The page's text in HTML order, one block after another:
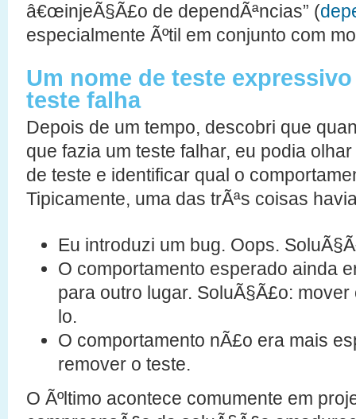
â€œinjeÃ§Ã£o de dependÃªncias” (
especialmente Ãºtil em conjunto com
Um nome de teste
teste falha
Depois de um tempo, descobri que
que fazia um teste falhar, eu podia
de teste e identificar qual o
Tipicamente, uma das trÃªs coisas
Eu introduzi um bug. Oops.
O comportamento esperado ainda
para outro lugar. SoluÃ§Ã£o:
lo.
O comportamento nÃ£o era mais
remover o teste.
O Ãºltimo acontece comumente em